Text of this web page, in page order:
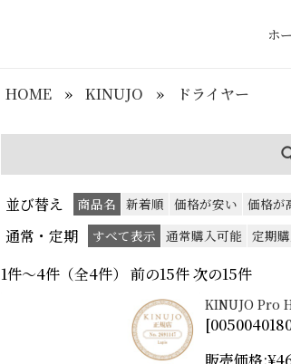
ホ
HOME » KINUJO » ドライヤー
並び替え 商品名 新着順 価格が安い 価格が
通常・定期 すべて表示 通常購入可能 定期
1件～4件（全4件） 前の15件 次
KINUJO Pro
[